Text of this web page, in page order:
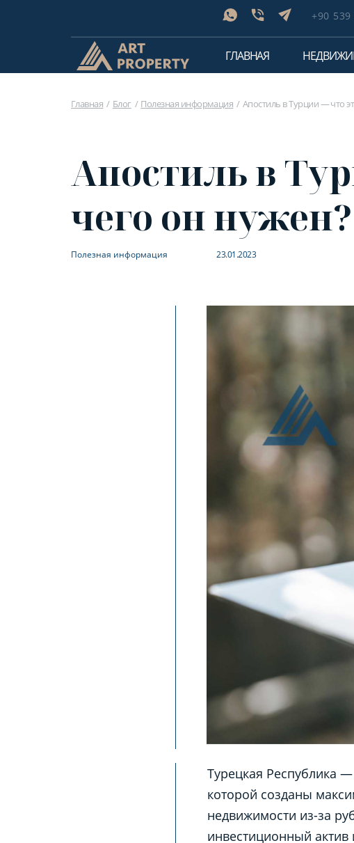
+90
ГЛАВНАЯ
Главная Блог Полезная информация Апостиль в Турции — что
Апостиль в
чего он нужен?
Полезная информация 23.01.2023
Турецкая Республика
которой созданы
недвижимости из-за
инвестиционный